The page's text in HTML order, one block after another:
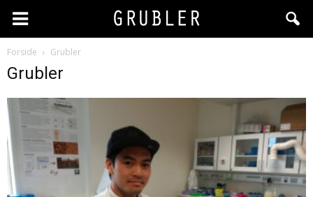
Forside Grubler
Grubler